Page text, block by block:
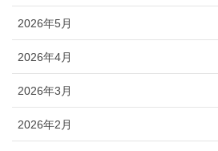
2026年5月
2026年4月
2026年3月
2026年2月